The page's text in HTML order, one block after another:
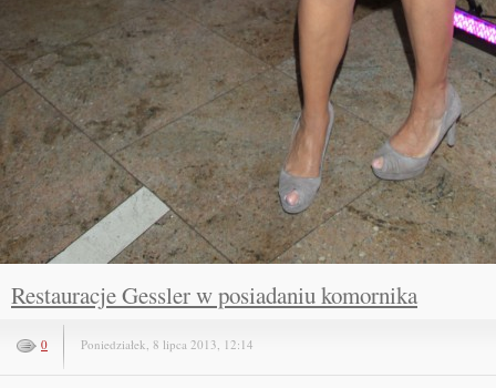
Restauracje Gessler w posiadaniu komornika
0 Poniedziałek, 8 lipca 2013, 12:14